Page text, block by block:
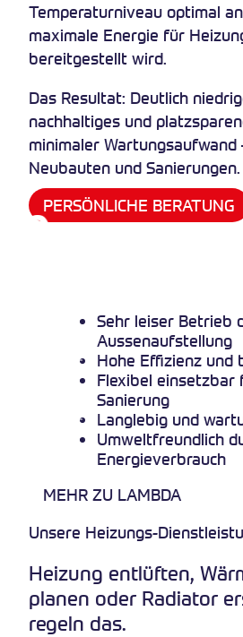
Temperaturniveau optimal
maximale Energie für
bereitgestellt wird.
Das Resultat: Deutlich
nachhaltiges und
minimaler Wartungsaufwand
Neubauten und Sanierungen.
PERSÖNLICHE BERATUNG
Sehr leiser Betrieb
Aussenaufstellung
Hohe Effizienz und
Flexibel einsetzbar
Sanierung
Langlebig und
Umweltfreundlich
Energieverbrauch
MEHR ZU LAMBDA
Unsere Heizungs-
Heizung entlüften,
planen oder Radiator
regeln das.